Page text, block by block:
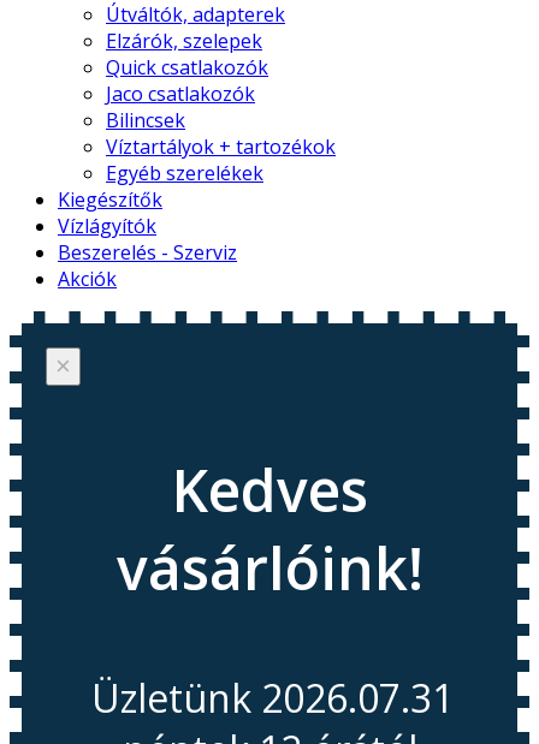
Útváltók, adapterek
Elzárók, szelepek
Quick csatlakozók
Jaco csatlakozók
Bilincsek
Víztartályok + tartozékok
Egyéb szerelékek
Kiegészítők
Vízlágyítók
Beszerelés - Szerviz
Akciók
×
Kedves
vásárlóink!
Üzletünk 2026.07.31